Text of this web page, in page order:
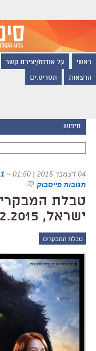
ראשי על אודות/יצירת קשר
הרצאות תסריט.ים
חיפוש
04 דצמבר 2015 | 01:50 ~
1 COMMENT
תגובות פייסבוק
טבלת
ישראל, 3.12.2015
טבלת המבקרים